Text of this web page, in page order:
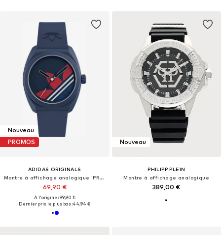
Nouveau
PROMOS
ADIDAS ORIGINALS
Montre à affichage analogique 'PROJECT THREE'
69,90 €
À l'origine : 99,90 €
Dernier prix le plus bas :44,94 €
Nouveau
PHILIPP PLEIN
Montre à affichage analogique
389,00 €